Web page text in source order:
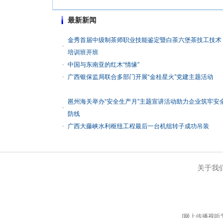
最新新闻
金秀首届中级制茶师职业技能鉴定暨白茶六堡茶技工技术
培训班开班
中国与东南亚的红木“情缘”
广西银保监局联合多部门开展“金桂星火”党建主题活动
邕州海关举办“安全生产月”主题宣讲活动助力企业筑牢安
防线
广西大藤峡水利枢纽工程最后一台机组转子成功吊装
关于我
[网上传播视听